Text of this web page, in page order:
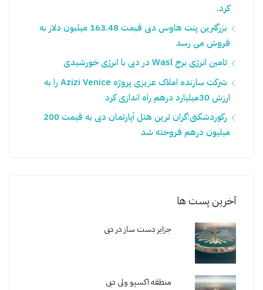
کرد.
بزرگترین پنت هاوس دبی قیمت 163.48 میلیون دلار به
فروش می رسد
تامین انرژی برج Wasl در دبی با انرژی خورشیدی
شرکت سازنده املاک عزیزی پروژه Azizi Venice را به
ارزش 30میلیارد درهم راه اندازی کرد
رکوردشکنی:گران ترین هتل آپارتمان دبی به قیمت 200
میلیون درهم فروخته شد
آخرین پست ها
جزایر دست ساز در دبی
منطقه اکسپو ولی دبی